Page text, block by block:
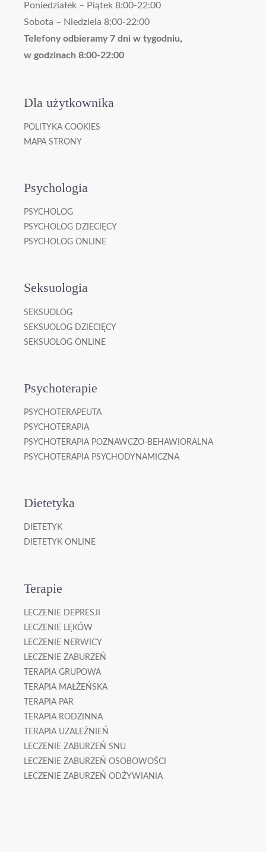
Poniedziałek – Piątek 8:00-22:00
Sobota – Niedziela 8:00-22:00
Telefony odbieramy 7 dni w tygodniu,
w godzinach 8:00-22:00
Dla użytkownika
POLITYKA COOKIES
MAPA STRONY
Psychologia
PSYCHOLOG
PSYCHOLOG DZIECIĘCY
PSYCHOLOG ONLINE
Seksuologia
SEKSUOLOG
SEKSUOLOG DZIECIĘCY
SEKSUOLOG ONLINE
Psychoterapie
PSYCHOTERAPEUTA
PSYCHOTERAPIA
PSYCHOTERAPIA POZNAWCZO-BEHAWIORALNA
PSYCHOTERAPIA PSYCHODYNAMICZNA
Dietetyka
DIETETYK
DIETETYK ONLINE
Terapie
LECZENIE DEPRESJI
LECZENIE LĘKÓW
LECZENIE NERWICY
LECZENIE ZABURZEŃ
TERAPIA GRUPOWA
TERAPIA MAŁŻEŃSKA
TERAPIA PAR
TERAPIA RODZINNA
TERAPIA UZALEŻNIEŃ
LECZENIE ZABURZEŃ SNU
LECZENIE ZABURZEŃ OSOBOWOŚCI
LECZENIE ZABURZEŃ ODŻYWIANIA